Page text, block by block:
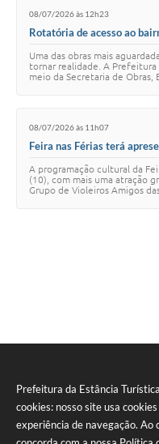
Prefeitura da Estância
cookies: nosso site usa
experiência de navegação. Ao
08/07/2026 às 12h23
Rotatória de acesso ao
Uma das obras mais
tornar realidade. A
meio da Secretaria de
08/07/2026 às 11h07
Feira nas Férias terá
A programação cultural da
(10), com mais uma atração
Grupo de Violeiros Amigos